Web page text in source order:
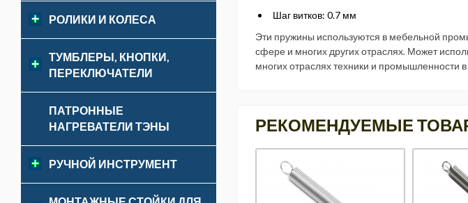
РОЛИКИ И КОЛЕСА
ТУМБЛЕРЫ, КНОПКИ,
ПЕРЕКЛЮЧАТЕЛИ
ПАТРОННЫЕ
НАГРЕВАТЕЛИ ТЭНЫ
РУЧНОЙ ИНСТРУМЕНТ
Шаг витков: 0.7 мм
Эти пружины используются в мебельной
сфере и многих других отраслях. Может
многих отраслях техники и промышленности
РЕКОМЕНДУЕМЫЕ